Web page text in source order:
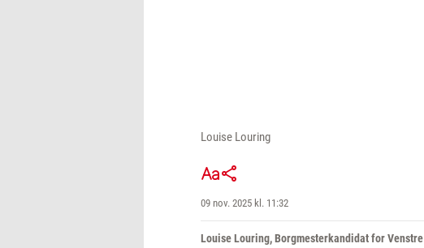
Louise Louring
09 nov. 2025 kl. 11:32
Louise Louring, Borgmesterkandidat for Venstre